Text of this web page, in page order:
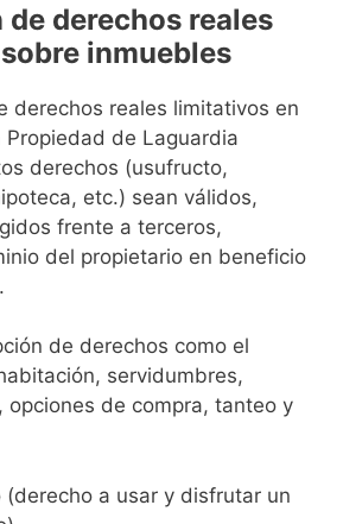
derechos reales
inmuebles
derechos reales limitativos en
Propiedad de Laguardia
derechos (usufructo,
etc.) sean válidos,
frente a terceros,
del propietario en beneficio
de derechos como el
servidumbres,
opciones de compra, tanteo y
(derecho a usar y disfrutar un